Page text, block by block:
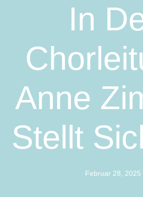
In
Anne
Stellt
Februar 28, 2025